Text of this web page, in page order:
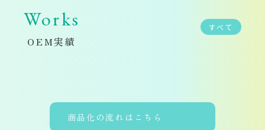
Works
OEM実績
すべて
商品化の流れはこちら